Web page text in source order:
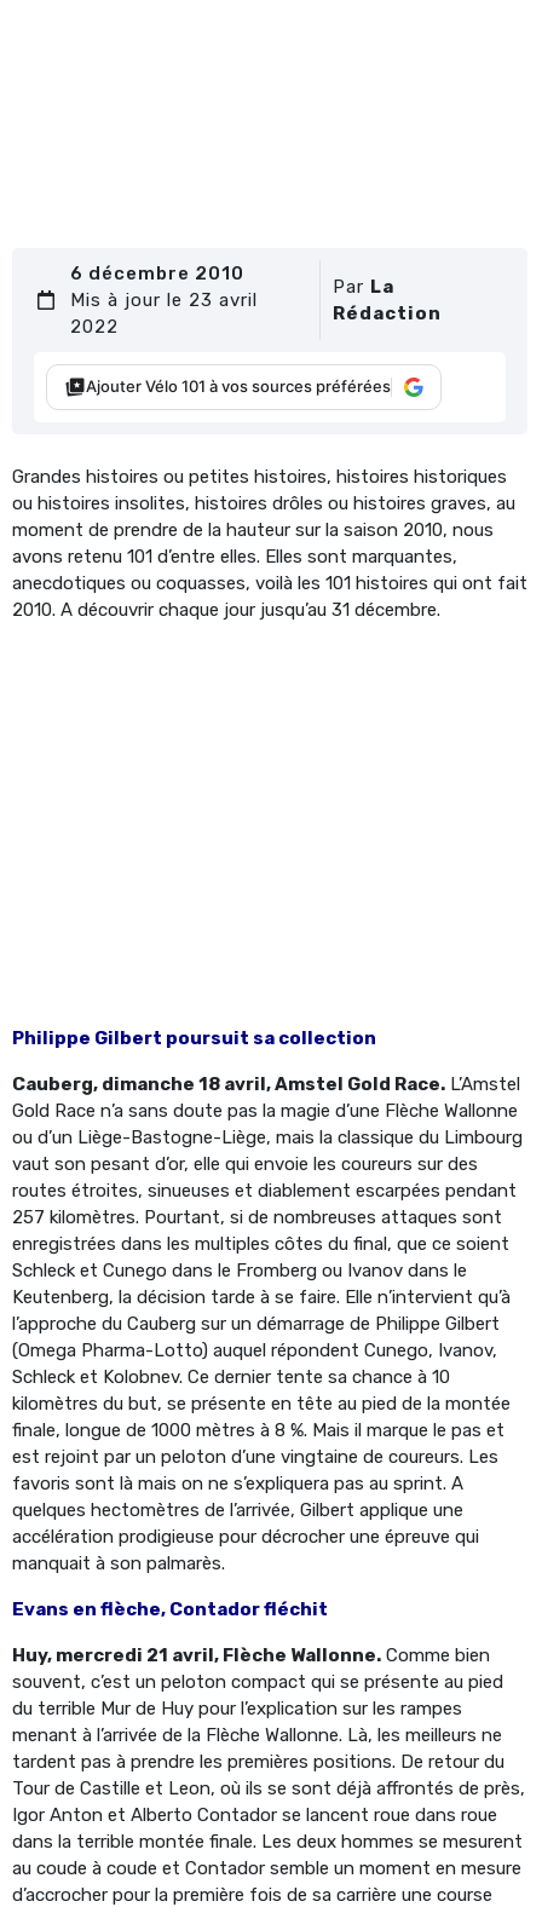
6 décembre 2010
Mis à jour le 23 avril
2022
Par La
Rédaction
Ajouter Vélo 101 à vos sources préférées
Grandes histoires ou petites histoires, histoires historiques
ou histoires insolites, histoires drôles ou histoires graves, au
moment de prendre de la hauteur sur la saison 2010, nous
avons retenu 101 d’entre elles. Elles sont marquantes,
anecdotiques ou coquasses, voilà les 101 histoires qui ont fait
2010. A découvrir chaque jour jusqu’au 31 décembre.
Philippe Gilbert poursuit sa collection
Cauberg, dimanche 18 avril, Amstel Gold Race. L’Amstel
Gold Race n’a sans doute pas la magie d’une Flèche Wallonne
ou d’un Liège-Bastogne-Liège, mais la classique du Limbourg
vaut son pesant d’or, elle qui envoie les coureurs sur des
routes étroites, sinueuses et diablement escarpées pendant
257 kilomètres. Pourtant, si de nombreuses attaques sont
enregistrées dans les multiples côtes du final, que ce soient
Schleck et Cunego dans le Fromberg ou Ivanov dans le
Keutenberg, la décision tarde à se faire. Elle n’intervient qu’à
l’approche du Cauberg sur un démarrage de Philippe Gilbert
(Omega Pharma-Lotto) auquel répondent Cunego, Ivanov,
Schleck et Kolobnev. Ce dernier tente sa chance à 10
kilomètres du but, se présente en tête au pied de la montée
finale, longue de 1000 mètres à 8 %. Mais il marque le pas et
est rejoint par un peloton d’une vingtaine de coureurs. Les
favoris sont là mais on ne s’expliquera pas au sprint. A
quelques hectomètres de l’arrivée, Gilbert applique une
accélération prodigieuse pour décrocher une épreuve qui
manquait à son palmarès.
Evans en flèche, Contador fléchit
Huy, mercredi 21 avril, Flèche Wallonne. Comme bien
souvent, c’est un peloton compact qui se présente au pied
du terrible Mur de Huy pour l’explication sur les rampes
menant à l’arrivée de la Flèche Wallonne. Là, les meilleurs ne
tardent pas à prendre les premières positions. De retour du
Tour de Castille et Leon, où ils se sont déjà affrontés de près,
Igor Anton et Alberto Contador se lancent roue dans roue
dans la terrible montée finale. Les deux hommes se mesurent
au coude à coude et Contador semble un moment en mesure
d’accrocher pour la première fois de sa carrière une course